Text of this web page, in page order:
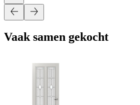
Vaak samen gekocht